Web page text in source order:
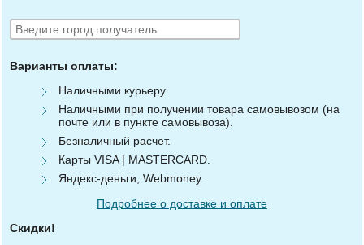
Варианты оплаты:
Наличными курьеру.
Наличными при получении товара самовывозом (на
почте или в пункте самовывоза).
Безналичный расчет.
Карты VISA | MASTERCARD.
Яндекс-деньги, Webmoney.
Подробнее о доставке и оплате
Скидки!